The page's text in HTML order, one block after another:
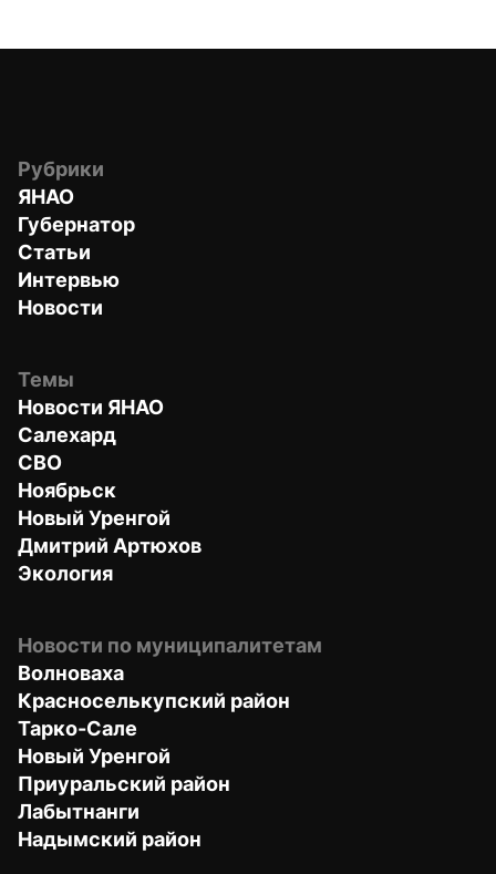
Рубрики
ЯНАО
Губернатор
Статьи
Интервью
Новости
Темы
Новости ЯНАО
Салехард
СВО
Ноябрьск
Новый Уренгой
Дмитрий Артюхов
Экология
Новости по муниципалитетам
Волноваха
Красноселькупский район
Тарко-Сале
Новый Уренгой
Приуральский район
Лабытнанги
Надымский район